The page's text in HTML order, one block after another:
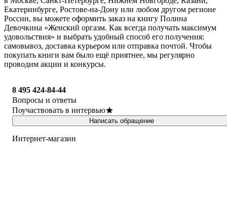
Екатеринбурге, Ростове-на-Дону или любом другом регионе
России, вы можете оформить заказ на книгу Полина
Девочкина «Женский оргазм. Как всегда получать максимум
удовольствия» и выбрать удобный способ его получения:
самовывоз, доставка курьером или отправка почтой. Чтобы
покупать книги вам было ещё приятнее, мы регулярно
проводим акции и конкурсы.
8 495 424-84-44
Вопросы и ответы
Поучаствовать в интервью
Написать обращение
Интернет-магазин